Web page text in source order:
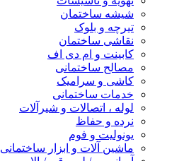
شیشه ساختمان
تیرچه و بلوک
نقاشی ساختمان
کابینت و ام دی اف
مصالح ساختمانی
کاشی و سرامیک
خدمات ساختمانی
لوله ، اتصالات و شیرآلات
نرده و حفاظ
یونولیت و فوم
ماشین آلات و ابزار ساختمانی